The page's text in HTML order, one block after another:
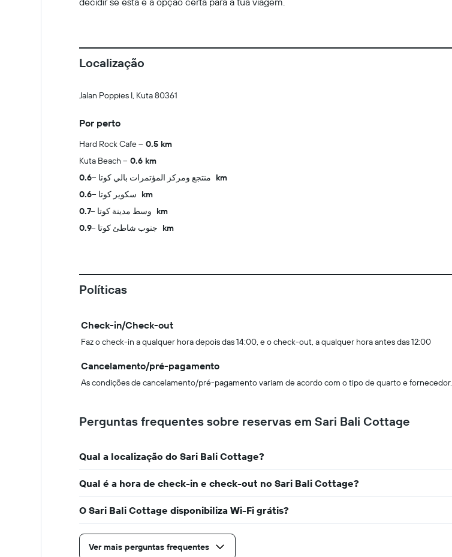
Localização
Jalan Poppies I, Kuta 80361
Por perto
Hard Rock Cafe
0.5 km
Kuta Beach
0.6 km
منتجع ومركز المؤتمرات بالي كوتا 0.6 km
سكوير كوتا 0.6 km
وسط مدينة كوتا 0.7 km
جنوب شاطئ كوتا 0.9 km
Políticas
Check-in/Check-out
Faz o check-in a qualquer hora depois das 14:00, e o check-out, a qualquer hora antes das 12:00
Cancelamento/pré-pagamento
As condições de cancelamento/pré-pagamento variam de acordo com o tipo de quarto e fornecedor.
Perguntas frequentes sobre reservas em Sari Bali Cottage
Qual a localização do Sari Bali Cottage?
Qual é a hora de check-in e check-out no Sari Bali Cottage?
O Sari Bali Cottage disponibiliza Wi-Fi grátis?
Ver mais perguntas frequentes